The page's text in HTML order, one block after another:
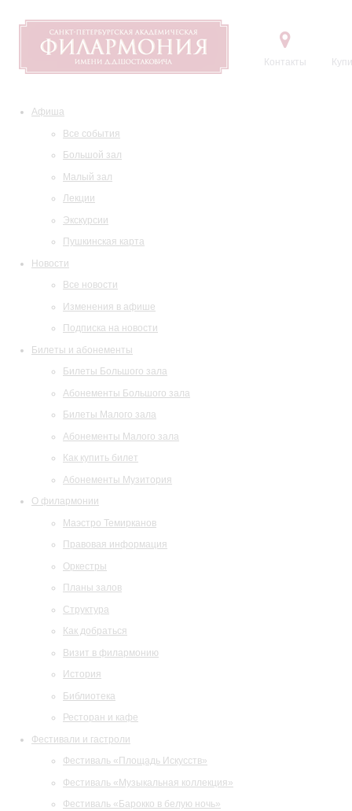
Контакты
Афиша
Все события
Большой зал
Малый зал
Лекции
Экскурсии
Пушкинская карта
Новости
Все новости
Изменения в афише
Подписка на новости
Билеты и абонементы
Билеты Большого зала
Абонементы Большого зала
Билеты Малого зала
Абонементы Малого зала
Как купить билет
Абонементы Музитория
О филармонии
Маэстро Темирканов
Правовая информация
Оркестры
Планы залов
Структура
Как добраться
Визит в филармонию
История
Библиотека
Ресторан и кафе
Фестивали и гастроли
Фестиваль «Площадь Искусств»
Фестиваль «Музыкальная коллекция»
Фестиваль «Барокко в белую ночь»